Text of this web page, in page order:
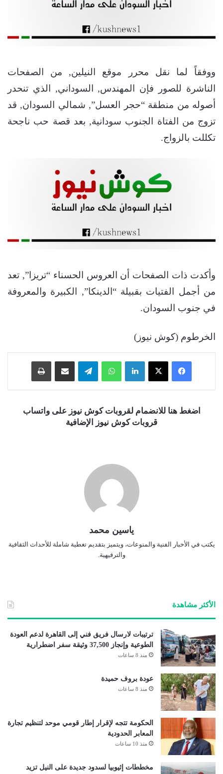
ووفقاً لما نقل محرر موقع النيلين, من الصفحات
الناشرة للصور فإن المهندس, السوداني, الذي تنحدر
أصوله من منطقة “حجر العسل”, شمالي السودان, قد
تزوج من الفتاة الجنوب سودانية, بعد قصة حب ناجحة
تكللت بالزواج.
وأكدت ذات الصفحات أن العروس الحسناء “تريزا”, تعد
من أجمل الفتيات بقبيلة “الدينكا”, الكبيرة والمعروفة
في جنوب السودان.
الخرطوم (كوش نيوز)
فيسبوك ‫X لينكدإن واتساب تيلقرام
اضغط هنا للانضمام لقروبات كوش نيوز على واتساب
قروبات كوش نيوز الإضافية
ياسين محمد
يكتب في الأخبار الفنية والمنوعات، ويتميز بتقديم تغطية شاملة للأحداث الثقافية
والترفيهية.
الأكثر مشاهدة
ترتيبات لارسال فريق فني إلى القاهرة لدعم العودة
الطوعية وإنجاز 37,500 وثيقة سفر اضطرارية
منذ 8 ساعات
عودة بروف حميدة
منذ 8 ساعات
الحكومة تتجه لإقرار إطار قومي موحد لتنظيم تجارة
المعابر الحدودية
منذ 10 ساعات
مخططات إثيوبيا لسدود جديدة على النيل تزيد